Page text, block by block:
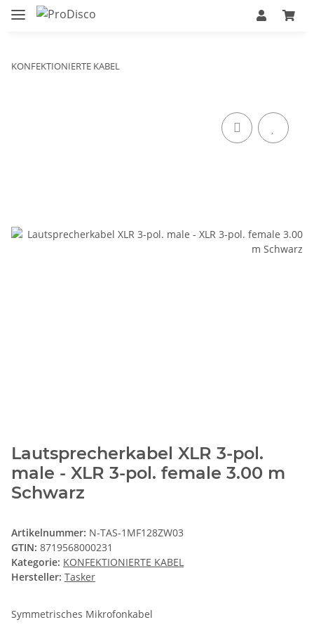
KONFEKTIONIERTE KABEL
Lautsprecherkabel XLR 3-pol.
male - XLR 3-pol. female 3.00 m
Schwarz
Artikelnummer: N-TAS-1MF128ZW03
GTIN: 8719568000231
Kategorie: KONFEKTIONIERTE KABEL
Hersteller: Tasker
Symmetrisches Mikrofonkabel